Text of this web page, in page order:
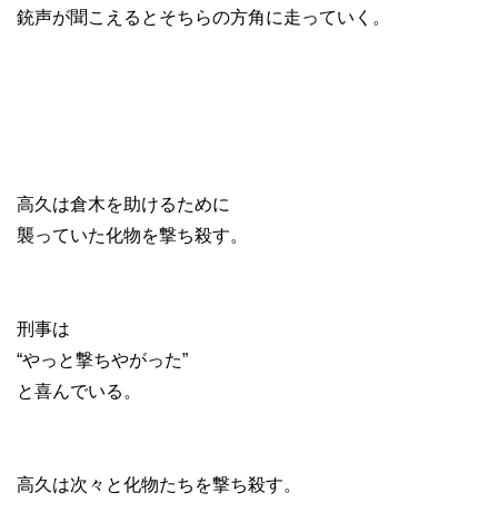
銃声が聞こえるとそちらの方角に走っていく。
高久は倉木を助けるために
襲っていた化物を撃ち殺す。
刑事は
“やっと撃ちやがった”
と喜んでいる。
高久は次々と化物たちを撃ち殺す。